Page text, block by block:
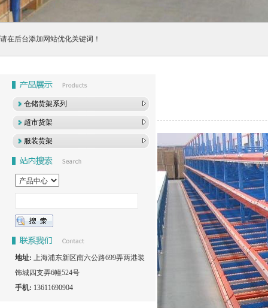
请在后台添加网站优化关键词！
仓储货架系列
超市货架
服装货架
地址: 上海浦东新区南六公路699弄两港装
饰城四支弄6幢524号
手机: 13611690904